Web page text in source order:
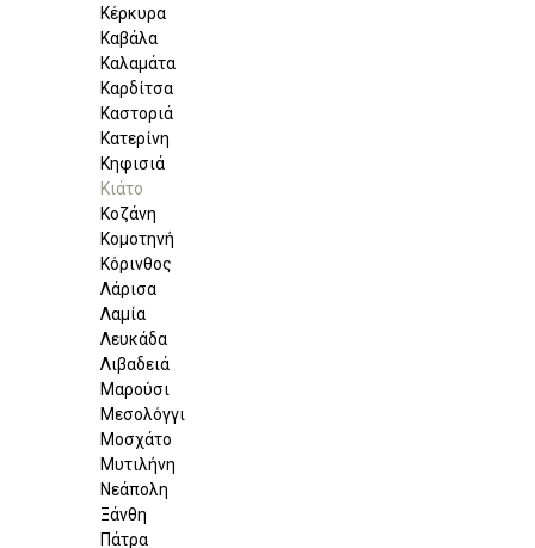
Κέρκυρα
Καβάλα
Καλαμάτα
Καρδίτσα
Καστοριά
Κατερίνη
Κηφισιά
Κιάτο
Κοζάνη
Κομοτηνή
Κόρινθος
Λάρισα
Λαμία
Λευκάδα
Λιβαδειά
Μαρούσι
Μεσολόγγι
Μοσχάτο
Μυτιλήνη
Νεάπολη
Ξάνθη
Πάτρα